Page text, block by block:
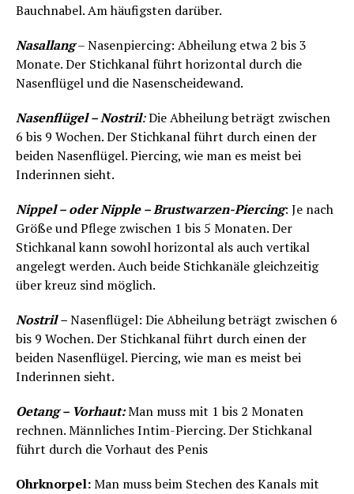
Bauchnabel. Am häufigsten darüber.
Nasallang– Nasenpiercing: Abheilung etwa 2 bis 3
Monate. Der Stichkanal führt horizontal durch die
Nasenflügel und die Nasenscheidewand.
Nasenflügel – Nostril:Die Abheilung beträgt zwischen
6 bis 9 Wochen. Der Stichkanal führt durch einen der
beiden Nasenflügel. Piercing, wie man es meist bei
Inderinnen sieht.
Nippel – oder Nipple – Brustwarzen-Piercing: Je nach
Größe und Pflege zwischen 1 bis 5 Monaten. Der
Stichkanal kann sowohl horizontal als auch vertikal
angelegt werden. Auch beide Stichkanäle gleichzeitig
über kreuz sind möglich.
Nostril–Nasenflügel: Die Abheilung beträgt zwischen 6
bis 9 Wochen. Der Stichkanal führt durch einen der
beiden Nasenflügel. Piercing, wie man es meist bei
Inderinnen sieht.
Oetang – Vorhaut:Man muss mit 1 bis 2 Monaten
rechnen. Männliches Intim-Piercing. Der Stichkanal
führt durch die Vorhaut des Penis
Ohrknorpel:Man muss beim Stechen des Kanals mit